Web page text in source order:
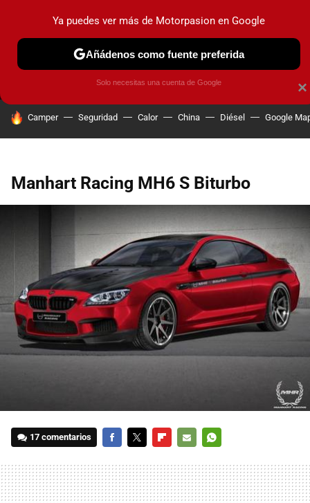
MENÚ NUEVO
COCHES ELÉCTRICOS OBSERVATORIO
HOY SE HABLA DE
Camper Seguridad Calor China Diésel Google
Manhart Racing MH6 S Biturbo
17 comentarios
MAIL
×
Ya puedes ver más de Motorpasion en Google
Añádenos como fuente preferida
Solo necesitas una cuenta de Google